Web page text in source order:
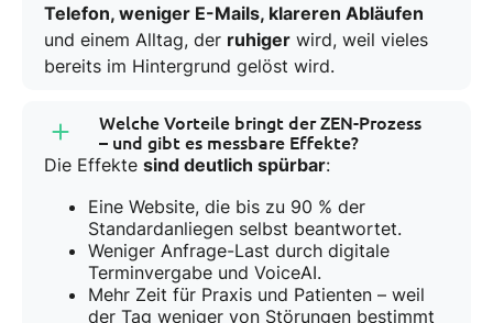
Telefon, weniger E-Mails, klareren Abläufen
und einem Alltag, der ruhiger wird, weil vieles
bereits im Hintergrund gelöst wird.
Welche Vorteile bringt der ZEN-Prozess
– und gibt es messbare Effekte?
Die Effekte sind deutlich spürbar:
Eine Website, die bis zu 90 % der
Standardanliegen selbst beantwortet.
Weniger Anfrage-Last durch digitale
Terminvergabe und VoiceAI.
Mehr Zeit für Praxis und Patienten – weil
der Tag weniger von Störungen bestimmt